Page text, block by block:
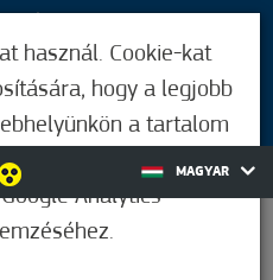
MAGYAR
használ. Cookie-kat
hogy a legjobb
a tartalom
szabásához,
Analytics